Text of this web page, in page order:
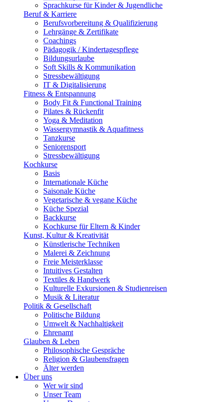
Sprachkurse für Kinder & Jugendliche
Beruf & Karriere
Berufsvorbereitung & Qualifizierung
Lehrgänge & Zertifikate
Coachings
Pädagogik / Kindertagespflege
Bildungsurlaube
Soft Skills & Kommunikation
Stressbewältigung
IT & Digitalisierung
Fitness & Entspannung
Body Fit & Functional Training
Pilates & Rückenfit
Yoga & Meditation
Wassergymnastik & Aquafitness
Tanzkurse
Seniorensport
Stressbewältigung
Kochkurse
Basis
Internationale Küche
Saisonale Küche
Vegetarische & vegane Küche
Küche Spezial
Backkurse
Kochkurse für Eltern & Kinder
Kunst, Kultur & Kreativität
Künstlerische Techniken
Malerei & Zeichnung
Freie Meisterklasse
Intuitives Gestalten
Textiles & Handwerk
Kulturelle Exkursionen & Studienreisen
Musik & Literatur
Politik & Gesellschaft
Politische Bildung
Umwelt & Nachhaltigkeit
Ehrenamt
Glauben & Leben
Philosophische Gespräche
Religion & Glaubensfragen
Älter werden
Über uns
Wer wir sind
Unser Team